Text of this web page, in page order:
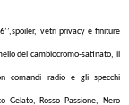
vetri privacy e finiture
del cambiocromo-satinato, il
comandi radio e gli specchi
Gelato, Rosso Passione, Nero